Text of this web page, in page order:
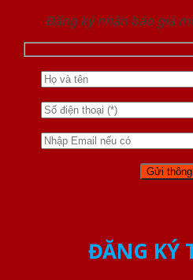
Đăng ký nhận báo giá
ĐĂNG KÝ